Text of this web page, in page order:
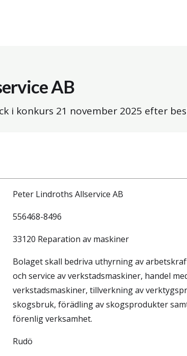
AB
i konkurs 21 november 2025 efter
Peter Lindroths Allservice AB
556468-8496
33120 Reparation av maskiner
Bolaget skall bedriva uthyrning av
och service av verkstadsmaskiner, handel
verkstadsmaskiner, tillverkning av
skogsbruk, förädling av skogsprodukter
förenlig verksamhet.
Rudö